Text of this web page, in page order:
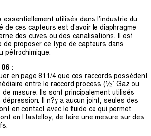
essentiellement utilisés dans l’industrie du
de ces capteurs est d’avoir le diaphragme
des cuves ou des canalisations. Il est
de proposer ce type de capteurs dans
pétrochimique.
:
en page 811/4 que ces raccords possèdent
entre le raccord process (½” Gaz ou
de mesure. Ils sont principalement utilisés
Il n?y a aucun joint, seules des
en contact avec le fluide ce qui permet,
en Hastelloy, de faire une mesure sur des